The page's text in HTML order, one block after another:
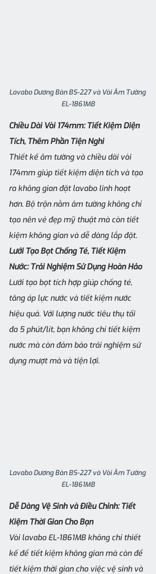
Lavabo Dương Bàn BS-227 và Vòi Âm Tường
EL-1861MB
Chiều Dài Vòi 174mm: Tiết Kiệm Diện
Tích, Thêm Phần Tiện Nghi
Thiết kế âm tường và chiều dài vòi
174mm giúp tiết kiệm diện tích và tạo
ra không gian đặt lavabo linh hoạt
hơn. Bộ trộn nằm âm tường không chỉ
tạo nên vẻ đẹp mỹ thuật mà còn tiết
kiệm không gian và dễ dàng lắp đặt.
Lưới Tạo Bọt Chống Té, Tiết Kiệm
Nước: Trải Nghiệm Sử Dụng Hoàn Hảo
Lưới tạo bọt tích hợp giúp chống té,
tăng áp lực nước và tiết kiệm nước
hiệu quả. Với lượng nước tiêu thụ tối
đa 5 phút/lít, bạn không chỉ tiết kiệm
nước mà còn đảm bảo trải nghiệm sử
dụng mượt mà và tiện lợi.
Lavabo Dương Bàn BS-227 và Vòi Âm Tường
EL-1861MB
Dễ Dàng Vệ Sinh và Điều Chỉnh: Tiết
Kiệm Thời Gian Cho Bạn
Vòi lavabo EL-1861MB không chỉ thiết
kế để tiết kiệm không gian mà còn để
tiết kiệm thời gian cho việc vệ sinh và